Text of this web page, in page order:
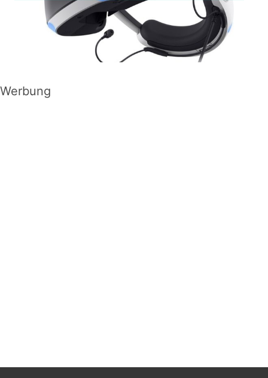
Werbung